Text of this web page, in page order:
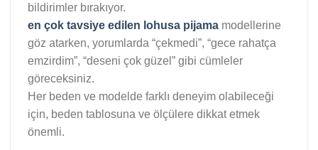
bildirimler bırakıyor.
en çok tavsiye edilen lohusa pijama modellerine
göz atarken, yorumlarda “çekmedi”, “gece rahatça
emzirdim”, “deseni çok güzel” gibi cümleler
göreceksiniz.
Her beden ve modelde farklı deneyim olabileceği
için, beden tablosuna ve ölçülere dikkat etmek
önemli.